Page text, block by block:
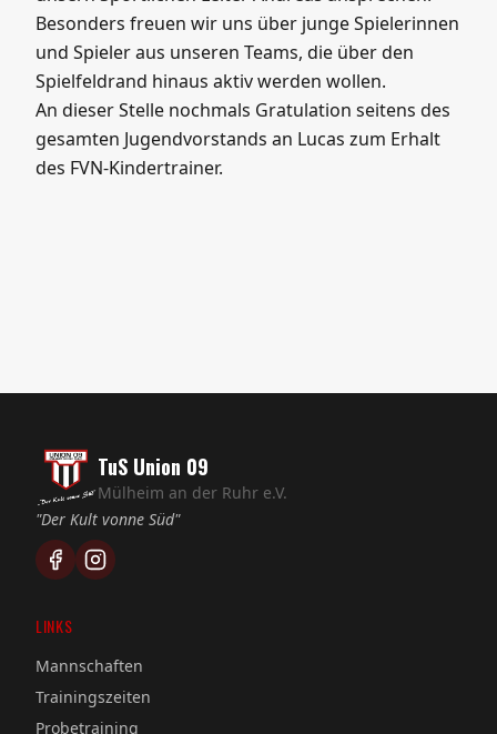
gehörten Werte im Kinderfußball, kindgerechte
Trainings- und Wettbewerbsformate bis hin zu
Kinderschutz.
Wer Interesse hat, im Verein als Trainerin oder
Trainer zu starten, sich weiterzubilden kann
unsern Sportlichen Leiter Andreas ansprechen.
Besonders freuen wir uns über junge Spielerinnen
TuS Union 09
Mülheim an der Ruhr e.V.
"Der Kult vonne Süd"
LINKS
Mannschaften
Trainingszeiten
Probetraining